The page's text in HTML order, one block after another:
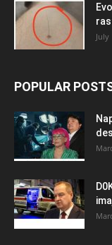
July
POPULAR